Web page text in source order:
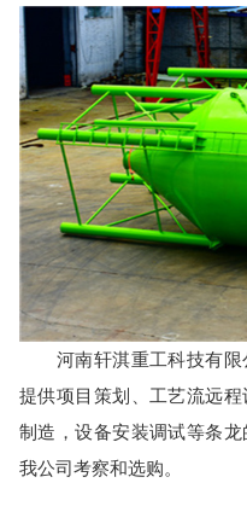
河南轩淇重工科技有限
提供项目策划、工艺流远
制造，设备安装调试等条
我公司考察和选购。